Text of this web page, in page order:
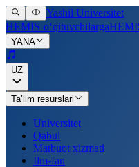
Yashil Universitet
HEMIS-o‘qituvchilarga
YANA
UZ
Ta’lim resurslari
Universitet
Qabul
Matbuot xizmati
Ilm-fan